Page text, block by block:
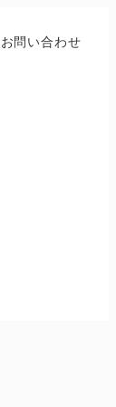
お問い合わせ